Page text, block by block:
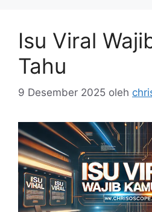
Isu Viral
Tahu
9 Desember 2025 oleh